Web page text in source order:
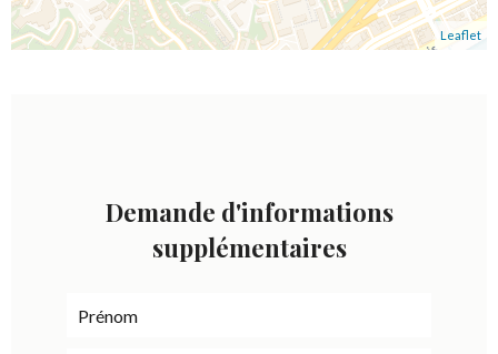
Leaflet
Demande d'informations
supplémentaires